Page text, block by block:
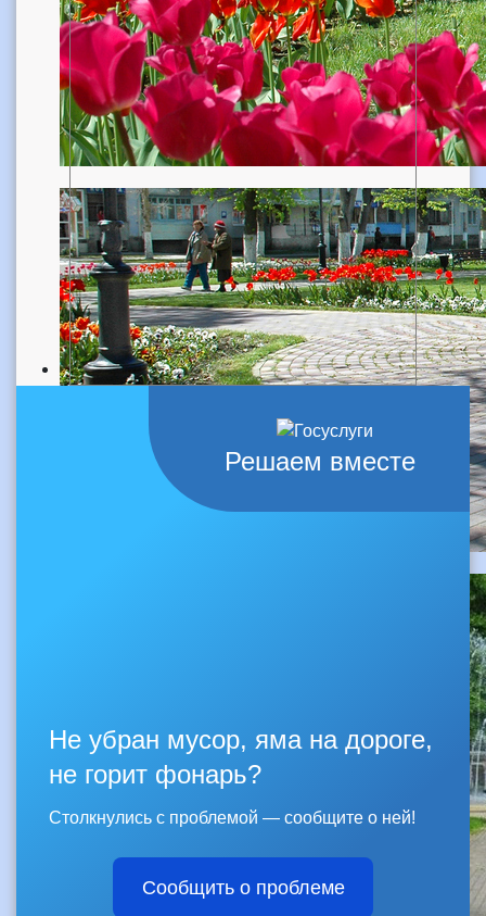
Решаем вместе
Не убран мусор, яма на дороге,
не горит фонарь?
Столкнулись с проблемой — сообщите о ней!
Сообщить о проблеме